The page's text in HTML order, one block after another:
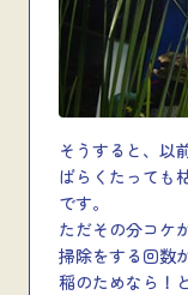
そうすると、以
ばらくたっても
です。
ただその分コケ
掃除をする回数
稲のためなら！